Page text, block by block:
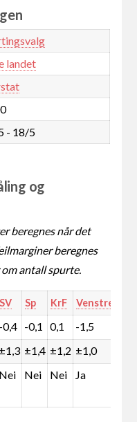
landet
- 18/5
og
beregnes når det
beregnes
antall spurte.
SV Sp KrF Venstre
-0,4 -0,1 0,1 -1,5
±1,3 ±1,4 ±1,2 ±1,0
Nei Nei Nei Ja